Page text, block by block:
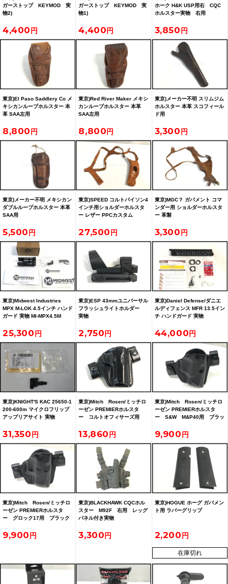
ガーストップ KEYMOD 実
物2)
4,400
ガーストップ KEYMOD 実
物1)
4,400
ホーク H&K USP用右 CQC
ホルスター実物 右用
3,850
東京)El Paso Saddlery Co メ
キシカンループホルスター 本
革 SAA左用
8,800
東京)Red River Maker メキシ
カンループホルスター 本革
SAA左用
8,800
東京)メーカー不明 スリムジム
ホルスター 本革 スコフィール
ド用
3,300
東京)メーカー不明 メキシカン
ダブルループホルスター 本革
SAA用
5,500
東京)SPEED コルトパイソン4
インチ用ショルダーホルスタ
ー レザー PPCカスタム
27,500
東京)MGC？ ガバメント コマ
ンダー用 ショルダーホルスタ
ー 革製
3,300
東京)Midwest Industries
MPX M-LOK 4.5インチ ハンド
ガード 実物 MI-MPX4.5M
25,300
東京)ESP 43mmユニバーサル
フラッシュライトホルダー
実物
2,750
東京)Daniel Defense/ダニエ
ルディフェンス MFR 13.5イン
チ ハンドガード 実物
44,000
東京)KNIGHT'S KAC 25650-1
200-600m マイクロフリップ
アップリアサイト 実物
31,350
東京)Mitch Rosen/ミッチロ
ーゼン PREMIERホルスタ
ー コルトオフィサーズ用
13,860
東京)Mitch Rosen/ミッチロ
ーゼン PREMIERホルスタ
ー S&W M&P40用 ブラッ
9,900
東京)Mitch Rosen/ミッチロ
ーゼン PREMIERホルスタ
ー グロック17用 ブラック
9,900
東京)BLACKHAWK CQCホル
スター M92F 右用 レッグ
パネル付き実物
3,300
東京)HOGUE ホーグ ガバメン
ト用 ラバーグリップ
2,200
在庫切れ